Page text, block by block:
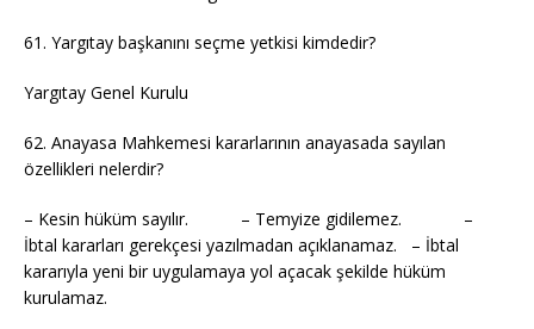
61. Yargıtay başkanını seçme yetkisi kimdedir?
Yargıtay Genel Kurulu
62. Anayasa Mahkemesi kararlarının anayasada sayılan
özellikleri nelerdir?
– Kesin hüküm sayılır. – Temyize gidilemez. –
İbtal kararları gerekçesi yazılmadan açıklanamaz. – İbtal
kararıyla yeni bir uygulamaya yol açacak şekilde hüküm
kurulamaz.